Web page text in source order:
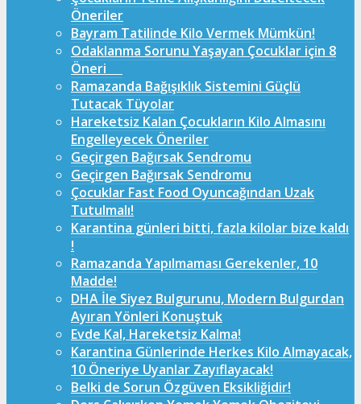
Öneriler
Bayram Tatilinde Kilo Vermek Mümkün!
Odaklanma Sorunu Yaşayan Çocuklar için 8
Öneri
Ramazanda Bağışıklık Sistemini Güçlü
Tutacak Tüyolar
Hareketsiz Kalan Çocukların Kilo Almasını
Engelleyecek Öneriler
Geçirgen Bağırsak Sendromu
Geçirgen Bağırsak Sendromu
Çocuklar Fast Food Oyuncağından Uzak
Tutulmalı!
Karantina günleri bitti, fazla kilolar bize kaldı
!
Ramazanda Yapılmaması Gerekenler, 10
Madde!
DHA İle Siyez Bulgurunu, Modern Bulgurdan
Ayıran Yönleri Konuştuk
Evde Kal, Hareketsiz Kalma!
Karantina Günlerinde Herkes Kilo Almayacak,
10 Öneriye Uyanlar Zayıflayacak!
Belki de Sorun Özgüven Eksikliğidir!